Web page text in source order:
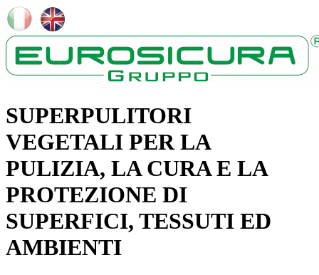
SUPERPULITORI
VEGETALI PER LA
PULIZIA, LA CURA E LA
PROTEZIONE DI
SUPERFICI, TESSUTI ED
AMBIENTI